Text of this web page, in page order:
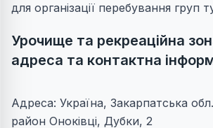
для організації перебування груп
Урочище та рекреаційна
адреса та контактна
Адреса: Україна, Закарпатська
район Оноківці, Дубки, 2